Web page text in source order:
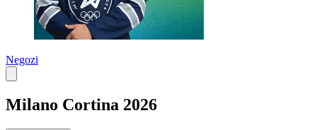
Negozi
Milano Cortina 2026